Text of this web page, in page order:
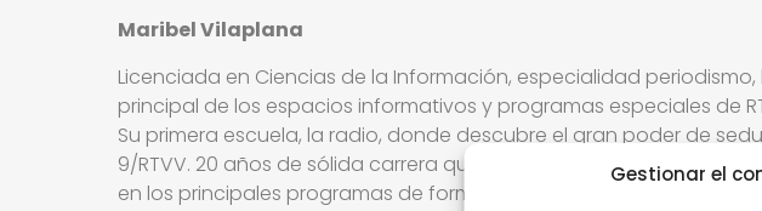
Gestionar el
Maribel Vilaplana
Licenciada en Ciencias de la Información, especialidad
principal de los espacios informativos y programas especiales de
Su primera escuela, la radio, donde descubre el gran poder de
9/RTVV. 20 años de sólida carrera que ha sabido compaginar
en los principales programas de formación de directivos tanto en